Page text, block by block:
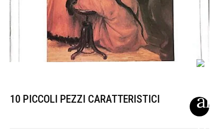
10 PICCOLI PEZZI CARATTERISTICI